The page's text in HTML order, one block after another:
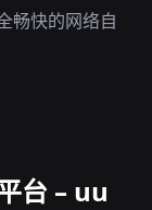
畅快的网络自
台 – uu